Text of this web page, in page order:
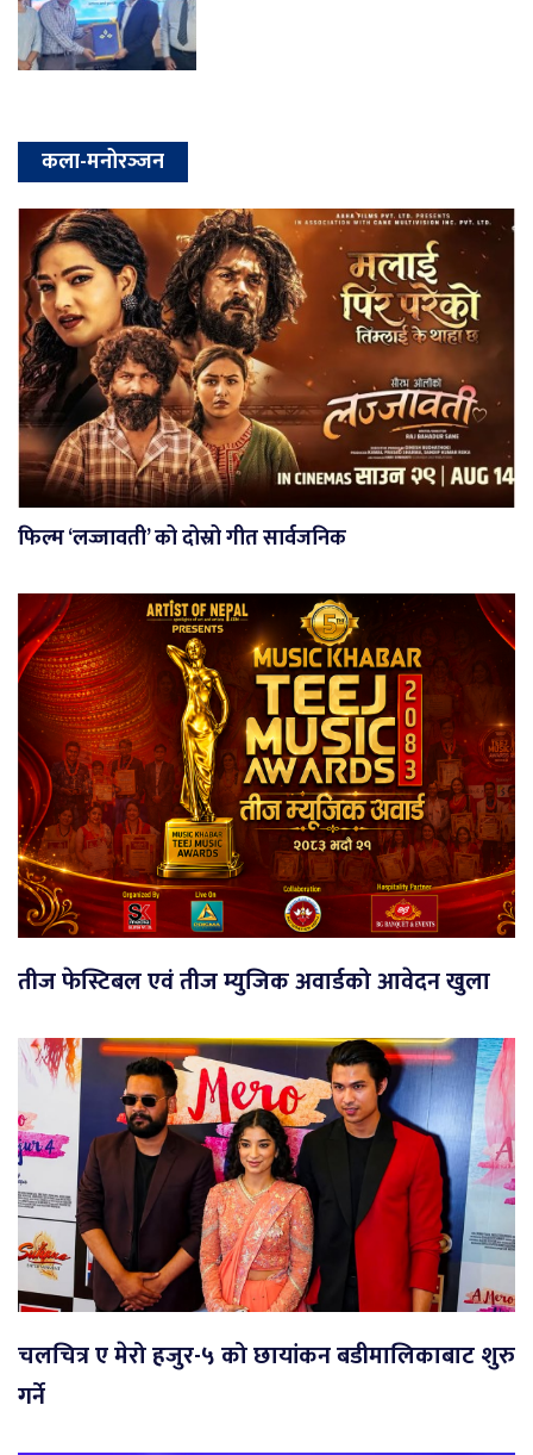
कला-मनोरञ्‍जन
फिल्म ‘लज्जावती’ को दोस्रो गीत सार्वजनिक
तीज फेस्टिबल एवं तीज म्युजिक अवार्डको आवेदन खुला
चलचित्र ए मेरो हजुर-५ को छायांकन बडीमालिकाबाट शुरु
गर्ने